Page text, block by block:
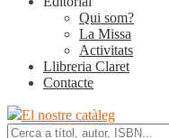
Qui som?
La Missa
Activitats
Llibreria Claret
Contacte
El nostre catàleg